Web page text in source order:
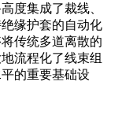
度集成了裁线、
缘护套的自动化
传统多道离散的
流程化了线束组
的重要基础设